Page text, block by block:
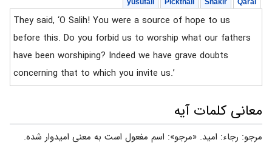
They said, ‘O Salih! You were a source of hope to us
before this. Do you forbid us to worship what our fathers
have been worshiping? Indeed we have grave doubts
concerning that to which you invite us.’
معانی کلمات آیه
مرجو: رجاء: اميد. «مرجو»: اسم مفعول است به معنى اميدوار شده.